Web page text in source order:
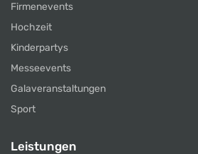
Firmenevents
Hochzeit
Kinderpartys
Messeevents
Galaveranstaltungen
Sport
Leistungen